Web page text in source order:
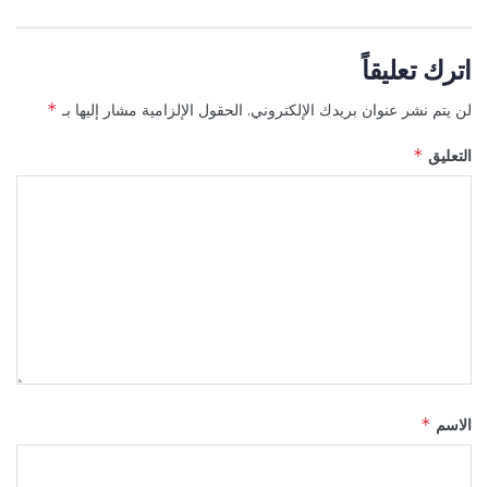
اترك تعليقاً
لن يتم نشر عنوان بريدك الإلكتروني. الحقول الإلزامية مشار إليها بـ *
التعليق *
الاسم *